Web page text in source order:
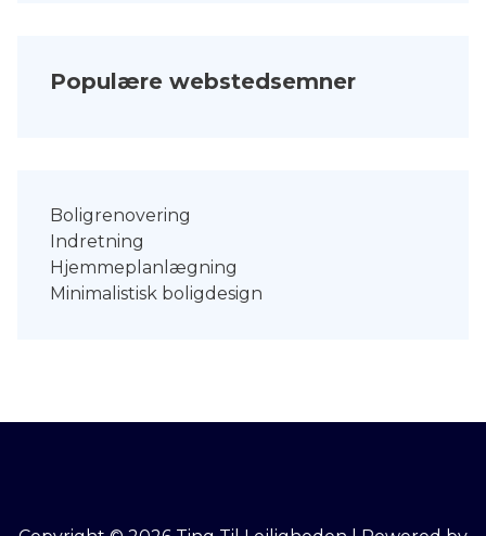
Populære webstedsemner
Boligrenovering
Indretning
Hjemmeplanlægning
Minimalistisk boligdesign